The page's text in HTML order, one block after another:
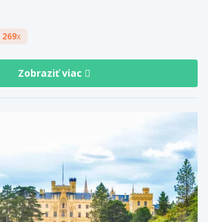
269x
Zobraziť viac